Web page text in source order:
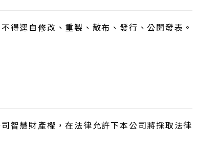
得逕自修改、重製、散布、發行、公開發表。
智慧財產權，在法律允許下本公司將採取法律